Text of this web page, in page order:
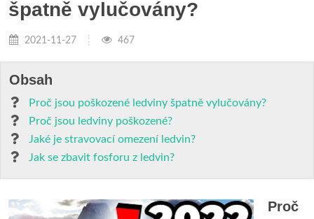
špatně vylučovány?
2021-11-27 467
Obsah
Proč jsou poškozené ledviny špatně vylučovány?
Proč jsou ledviny poškozené?
Jaké je stravovací omezení ledvin?
Jak se zbavit fosforu z ledvin?
Proč